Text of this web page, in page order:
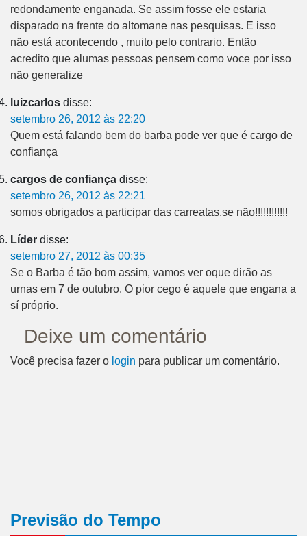
redondamente enganada. Se assim fosse ele estaria
disparado na frente do altomane nas pesquisas. E isso
não está acontecendo , muito pelo contrario. Então
acredito que alumas pessoas pensem como voce por isso
não generalize
luizcarlos disse:
setembro 26, 2012 às 22:20
Quem está falando bem do barba pode ver que é cargo de
confiança
cargos de confiança disse:
setembro 26, 2012 às 22:21
somos obrigados a participar das carreatas,se não!!!!!!!!!!!!
Líder disse:
setembro 27, 2012 às 00:35
Se o Barba é tão bom assim, vamos ver oque dirão as
urnas em 7 de outubro. O pior cego é aquele que engana a
sí próprio.
Deixe um comentário
Você precisa fazer o login para publicar um comentário.
Previsão do Tempo